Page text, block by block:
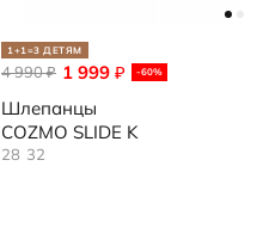
1+1=3 ДЕТЯМ
1 999 ₽ -60%
4 990₽
Шлепанцы
COZMO SLIDE K
28 32